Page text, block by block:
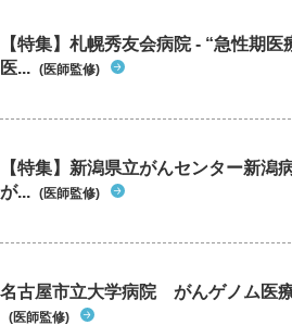
【特集】札幌秀友会病院 - “急性期
医... (医師監修)
【特集】新潟県立がんセンター新潟
が... (医師監修)
名古屋市立大学病院 がんゲノム医
(医師監修)